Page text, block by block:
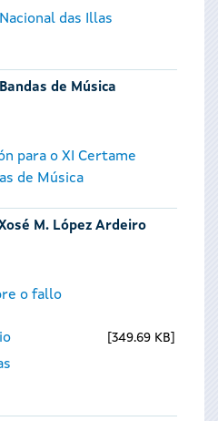
das Illas
de Música
para o XI Certame
de Música
M. López Ardeiro
o fallo
349.69 KB